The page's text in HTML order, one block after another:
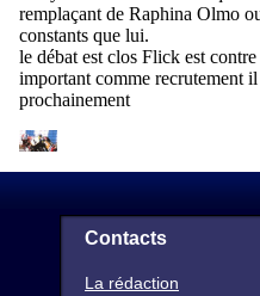
Contacts
La rédaction